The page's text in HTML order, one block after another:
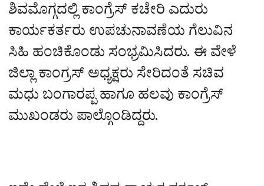
ಶಿವಮೊಗ್ಗದಲ್ಲಿ ಕಾಂಗ್ರೆಸ್ ಕಚೇರಿ ಎದುರು
ಕಾರ್ಯಕರ್ತರು ಉಪಚುನಾವಣೆಯ ಗೆಲುವಿನ
ಸಿಹಿ ಹಂಚಿಕೊಂಡು ಸಂಭ್ರಮಿಸಿದರು. ಈ ವೇಳೆ
ಜಿಲ್ಲಾ ಕಾಂಗ್ರಸ್‌ ಅಧ್ಯಕ್ಷರು ಸೇರಿದಂತೆ ಸಚಿವ
ಮಧು ಬಂಗಾರಪ್ಪ ಹಾಗೂ ಹಲವು ಕಾಂಗ್ರೆಸ್‌
ಮುಖಂಡರು ಪಾಲ್ಗೊಂಡಿದ್ದರು.